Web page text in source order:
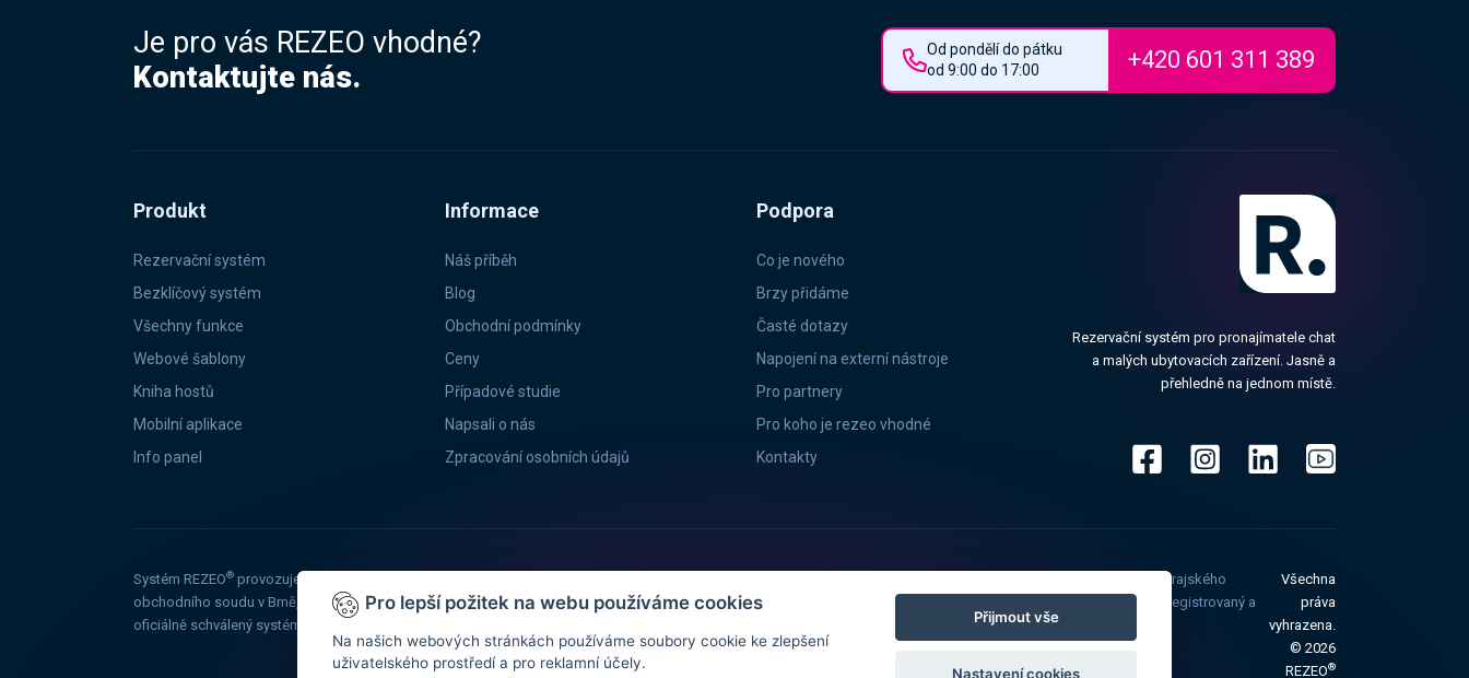
Je pro vás REZEO vhodné?
Kontaktujte nás.
Od pondělí do pátku
od 9:00 do 17:00
+420 601 311 389
Produkt
Rezervační systém
Bezklíčový systém
Všechny funkce
Webové šablony
Kniha hostů
Mobilní aplikace
Info panel
Informace
Náš příběh
Blog
Obchodní podmínky
Ceny
Případové studie
Napsali o nás
Zpracování osobních údajů
Podpora
Co je nového
Brzy přidáme
Časté dotazy
Napojení na externí nástroje
Pro partnery
Pro koho je rezeo vhodné
Kontakty
Rezervační systém pro pronajímatele chat
a malých ubytovacích zařízení. Jasně a
přehledně na jednom místě.
Systém REZEO® provozuje společnost MYJO, s.r.o. se sídlem Preslova 889/90a, 602 00 Brno, IČ: 03703291, DIČ: CZ03703291 Společnost je zapsaná v OŘ vedeném u Krajského
obchodního soudu v Brně, oddíl C, vložka 86358, je registrována v registru Úřadu pro ochranu osobních údajů (ÚOOÚ) pod registračním číslem 00067614. REZEO
je registrovaný a
oficiálně schválený systém pro komunikaci s modulem Ubyport Cizinecké policie ČR.
Všechna
práva
vyhrazena.
© 2026
REZEO®
Pro lepší požitek na webu používáme cookies
Na našich webových stránkách používáme soubory cookie ke zlepšení
uživatelského prostředí a pro reklamní účely.
Přijmout vše
Nastavení cookies